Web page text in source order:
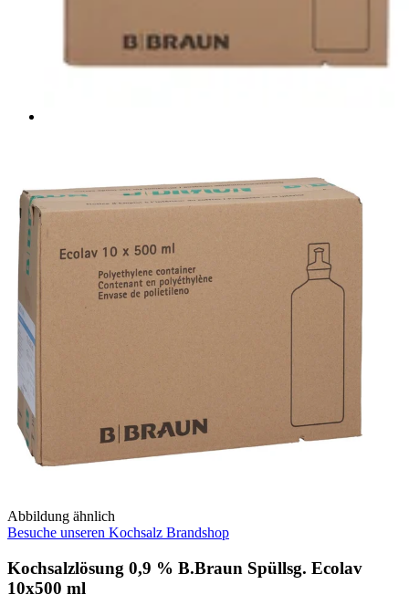
Abbildung ähnlich
Besuche unseren Kochsalz Brandshop
Kochsalzlösung 0,9 % B.Braun Spüllsg. Ecolav
10x500 ml